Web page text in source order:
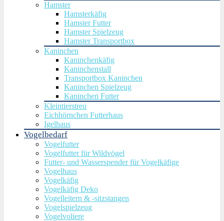
Hamster
Hamsterkäfig
Hamster Futter
Hamster Spielzeug
Hamster Transportbox
Kaninchen
Kaninchenkäfig
Kaninchenstall
Transportbox Kaninchen
Kaninchen Spielzeug
Kaninchen Futter
Kleintierstreu
Eichhörnchen Futterhaus
Igelhaus
Vogelbedarf
Vogelfutter
Vogelfutter für Wildvögel
Futter- und Wasserspender für Vogelkäfige
Vogelhaus
Vogelkäfig
Vogelkäfig Deko
Vogelleitern & -sitzstangen
Vogelspielzeug
Vogelvoliere